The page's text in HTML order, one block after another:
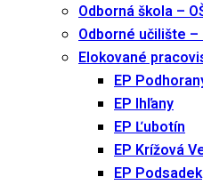
Odborná škola –
Odborné učilište –
Elokované
EP
EP Ihľany
EP Ľubotín
EP Krížová
EP Podsadek